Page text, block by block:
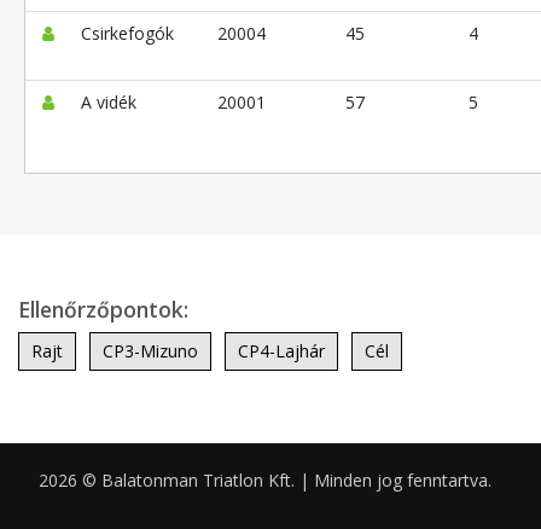
Csirkefogók 20004 45 4
A vidék 20001 57 5
Ellenőrzőpontok:
Rajt CP3-Mizuno CP4-Lajhár Cél
2026 © Balatonman Triatlon Kft. | Minden jog fenntartva.